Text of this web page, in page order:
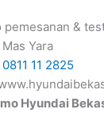
pemesanan &
Mas Yara
0811 11 2825
Hyundai